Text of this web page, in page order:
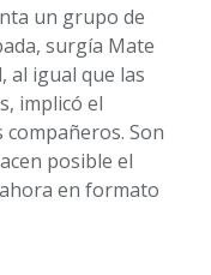
un grupo de
surgía Mate
al igual que las
implicó el
Son
posible el
en formato